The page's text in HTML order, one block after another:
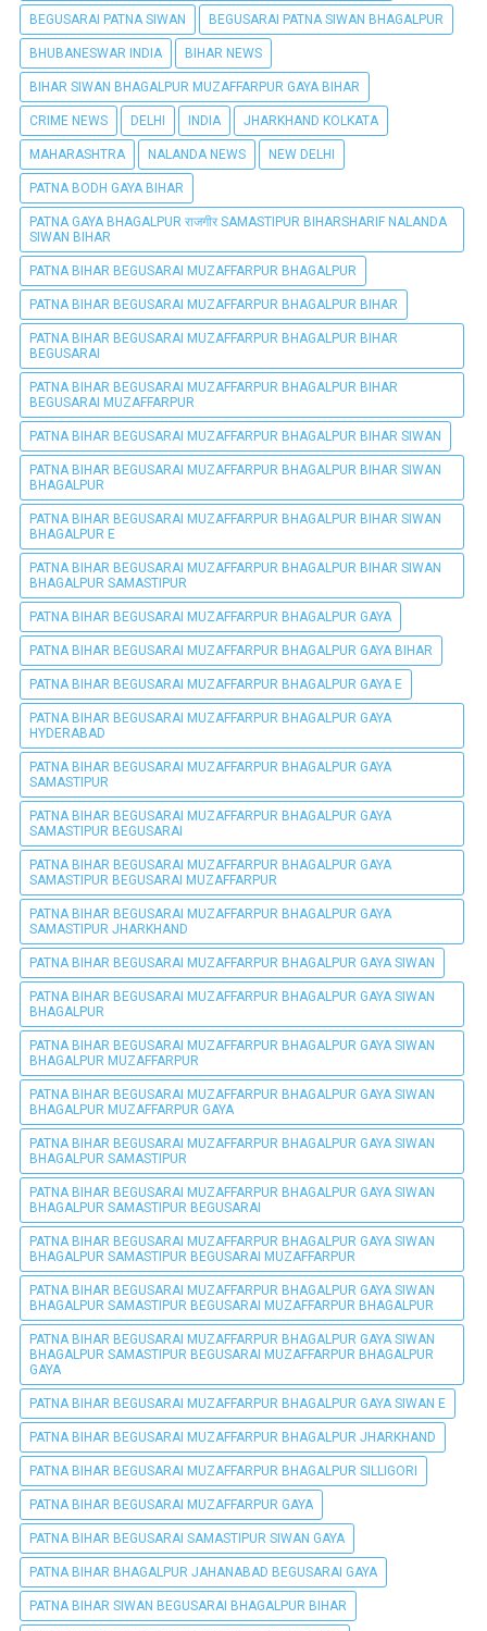
BEGUSARAI PATNA SIWAN BEGUSARAI PATNA SIWAN BHAGALPUR
BHUBANESWAR INDIA BIHAR NEWS
BIHAR SIWAN BHAGALPUR MUZAFFARPUR GAYA BIHAR
CRIME NEWS DELHI INDIA JHARKHAND KOLKATA
MAHARASHTRA NALANDA NEWS NEW DELHI
PATNA BODH GAYA BIHAR
PATNA GAYA BHAGALPUR राजगीर SAMASTIPUR BIHARSHARIF NALANDA
SIWAN BIHAR
PATNA BIHAR BEGUSARAI MUZAFFARPUR BHAGALPUR
PATNA BIHAR BEGUSARAI MUZAFFARPUR BHAGALPUR BIHAR
PATNA BIHAR BEGUSARAI MUZAFFARPUR BHAGALPUR BIHAR
BEGUSARAI
PATNA BIHAR BEGUSARAI MUZAFFARPUR BHAGALPUR BIHAR
BEGUSARAI MUZAFFARPUR
PATNA BIHAR BEGUSARAI MUZAFFARPUR BHAGALPUR BIHAR SIWAN
PATNA BIHAR BEGUSARAI MUZAFFARPUR BHAGALPUR BIHAR SIWAN
BHAGALPUR
PATNA BIHAR BEGUSARAI MUZAFFARPUR BHAGALPUR BIHAR SIWAN
BHAGALPUR E
PATNA BIHAR BEGUSARAI MUZAFFARPUR BHAGALPUR BIHAR SIWAN
BHAGALPUR SAMASTIPUR
PATNA BIHAR BEGUSARAI MUZAFFARPUR BHAGALPUR GAYA
PATNA BIHAR BEGUSARAI MUZAFFARPUR BHAGALPUR GAYA BIHAR
PATNA BIHAR BEGUSARAI MUZAFFARPUR BHAGALPUR GAYA E
PATNA BIHAR BEGUSARAI MUZAFFARPUR BHAGALPUR GAYA
HYDERABAD
PATNA BIHAR BEGUSARAI MUZAFFARPUR BHAGALPUR GAYA
SAMASTIPUR
PATNA BIHAR BEGUSARAI MUZAFFARPUR BHAGALPUR GAYA
SAMASTIPUR BEGUSARAI
PATNA BIHAR BEGUSARAI MUZAFFARPUR BHAGALPUR GAYA
SAMASTIPUR BEGUSARAI MUZAFFARPUR
PATNA BIHAR BEGUSARAI MUZAFFARPUR BHAGALPUR GAYA
SAMASTIPUR JHARKHAND
PATNA BIHAR BEGUSARAI MUZAFFARPUR BHAGALPUR GAYA SIWAN
PATNA BIHAR BEGUSARAI MUZAFFARPUR BHAGALPUR GAYA SIWAN
BHAGALPUR
PATNA BIHAR BEGUSARAI MUZAFFARPUR BHAGALPUR GAYA SIWAN
BHAGALPUR MUZAFFARPUR
PATNA BIHAR BEGUSARAI MUZAFFARPUR BHAGALPUR GAYA SIWAN
BHAGALPUR MUZAFFARPUR GAYA
PATNA BIHAR BEGUSARAI MUZAFFARPUR BHAGALPUR GAYA SIWAN
BHAGALPUR SAMASTIPUR
PATNA BIHAR BEGUSARAI MUZAFFARPUR BHAGALPUR GAYA SIWAN
BHAGALPUR SAMASTIPUR BEGUSARAI
PATNA BIHAR BEGUSARAI MUZAFFARPUR BHAGALPUR GAYA SIWAN
BHAGALPUR SAMASTIPUR BEGUSARAI MUZAFFARPUR
PATNA BIHAR BEGUSARAI MUZAFFARPUR BHAGALPUR GAYA SIWAN
BHAGALPUR SAMASTIPUR BEGUSARAI MUZAFFARPUR BHAGALPUR
PATNA BIHAR BEGUSARAI MUZAFFARPUR BHAGALPUR GAYA SIWAN
BHAGALPUR SAMASTIPUR BEGUSARAI MUZAFFARPUR BHAGALPUR
GAYA
PATNA BIHAR BEGUSARAI MUZAFFARPUR BHAGALPUR GAYA SIWAN E
PATNA BIHAR BEGUSARAI MUZAFFARPUR BHAGALPUR JHARKHAND
PATNA BIHAR BEGUSARAI MUZAFFARPUR BHAGALPUR SILLIGORI
PATNA BIHAR BEGUSARAI MUZAFFARPUR GAYA
PATNA BIHAR BEGUSARAI SAMASTIPUR SIWAN GAYA
PATNA BIHAR BHAGALPUR JAHANABAD BEGUSARAI GAYA
PATNA BIHAR SIWAN BEGUSARAI BHAGALPUR BIHAR